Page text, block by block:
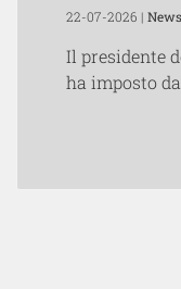
22-07-2026 | News
Il presidente
ha imposto